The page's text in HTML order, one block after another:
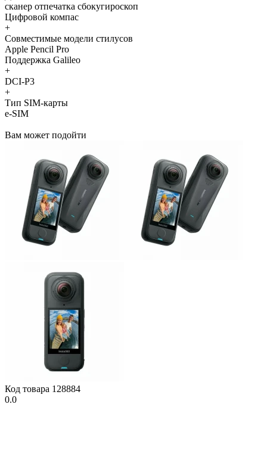
сканер отпечатка сбокугироскоп
Цифровой компас
+
Совместимые модели стилусов
Apple Pencil Pro
Поддержка Galileo
+
DCI-P3
+
Тип SIM-карты
e-SIM
Вам может подойти
Код товара 128884
0.0